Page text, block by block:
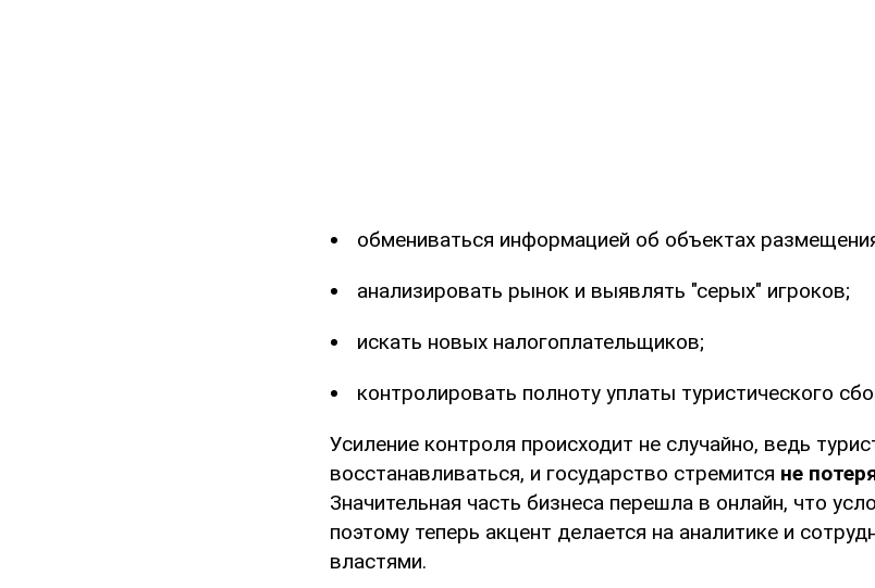
обмениваться информацией об объектах
анализировать рынок и выявлять "серых" игроков;
искать новых налогоплательщиков;
контролировать полноту уплаты туристического
Усиление контроля происходит не случайно, ведь
восстанавливаться, и государство стремится не
Значительная часть бизнеса перешла в онлайн, что
поэтому теперь акцент делается на аналитике и
властями.